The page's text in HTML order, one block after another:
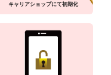
キャリアショップにて初期化